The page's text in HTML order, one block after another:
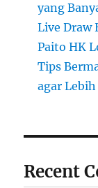
yang
Live Draw
Paito HK
Tips
agar
Recent